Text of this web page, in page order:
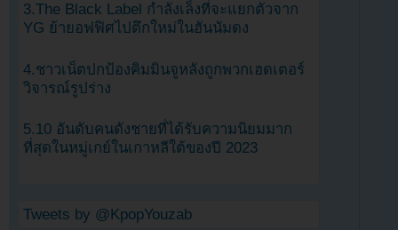
3.The Black Label กำลังเล็งที่จะแยกตัวจาก
YG ย้ายอฟฟิศไปตึกใหม่ในฮันนัมดง
4.ชาวเน็ตปกป้องคิมมินจูหลังถูกพวกเฮดเตอร์
วิจารณ์รูปร่าง
5.10 อันดับคนดังชายที่ได้รับความนิยมมาก
ที่สุดในหมู่เกย์ในเกาหลีใต้ของปี 2023
Tweets by @KpopYouzab